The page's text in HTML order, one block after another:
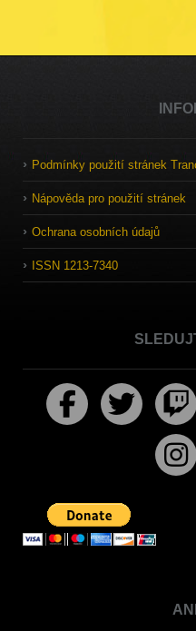
Podmínky použití stránek
Nápověda pro použití stránek
Ochrana osobních údajů
ISSN 1213-7340